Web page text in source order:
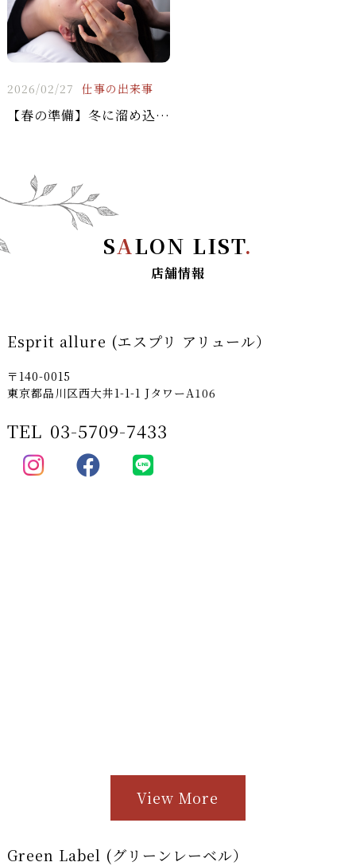
2026/02/27 仕事の出来事
【春の準備】冬に溜め込んだ「老廃物」を追い出そう！🧹
SALON LIST.
店舗情報
Esprit allure (エスプリ アリュール）
〒140-0015
東京都品川区西大井1-1-1 JタワーA106
TEL 03-5709-7433
View More
Green Label (グリーンレーベル）